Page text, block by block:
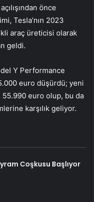
önce
Tesla’nın 2023
araç üreticisi olarak
geldi.
Y Performance
euro düşürdü; yeni
euro olup, bu da
karşılık geliyor.
Coşkusu Başlıyor